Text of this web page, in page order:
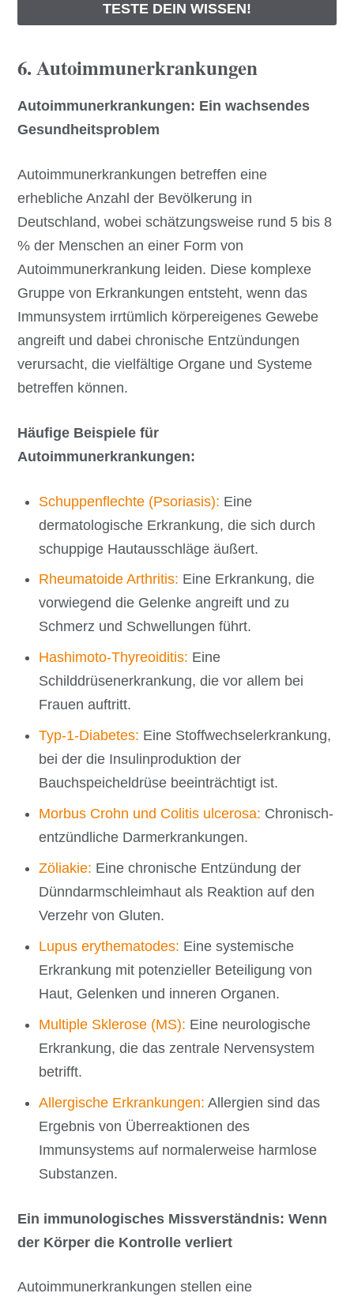
TESTE DEIN WISSEN!
6. Autoimmunerkrankungen
Autoimmunerkrankungen: Ein wachsendes
Gesundheitsproblem
Autoimmunerkrankungen betreffen eine
erhebliche Anzahl der Bevölkerung in
Deutschland, wobei schätzungsweise rund 5 bis 8
% der Menschen an einer Form von
Autoimmunerkrankung leiden. Diese komplexe
Gruppe von Erkrankungen entsteht, wenn das
Immunsystem irrtümlich körpereigenes Gewebe
angreift und dabei chronische Entzündungen
verursacht, die vielfältige Organe und Systeme
betreffen können.
Häufige Beispiele für
Autoimmunerkrankungen:
Schuppenflechte (Psoriasis): Eine
dermatologische Erkrankung, die sich durch
schuppige Hautausschläge äußert.
Rheumatoide Arthritis: Eine Erkrankung, die
vorwiegend die Gelenke angreift und zu
Schmerz und Schwellungen führt.
Hashimoto-Thyreoiditis: Eine
Schilddrüsenerkrankung, die vor allem bei
Frauen auftritt.
Typ-1-Diabetes: Eine Stoffwechselerkrankung,
bei der die Insulinproduktion der
Bauchspeicheldrüse beeinträchtigt ist.
Morbus Crohn und Colitis ulcerosa: Chronisch-
entzündliche Darmerkrankungen.
Zöliakie: Eine chronische Entzündung der
Dünndarmschleimhaut als Reaktion auf den
Verzehr von Gluten.
Lupus erythematodes: Eine systemische
Erkrankung mit potenzieller Beteiligung von
Haut, Gelenken und inneren Organen.
Multiple Sklerose (MS): Eine neurologische
Erkrankung, die das zentrale Nervensystem
betrifft.
Allergische Erkrankungen: Allergien sind das
Ergebnis von Überreaktionen des
Immunsystems auf normalerweise harmlose
Substanzen.
Ein immunologisches Missverständnis: Wenn
der Körper die Kontrolle verliert
Autoimmunerkrankungen stellen eine